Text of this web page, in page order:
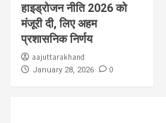
हाइड्रोजन नीति 2026 को
मंजूरी दी, लिए अहम
प्रशासनिक निर्णय
aajuttarakhand
January 28, 2026 0